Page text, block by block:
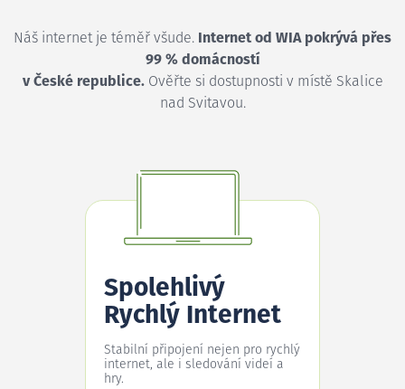
Náš internet je téměř všude. Internet od WIA pokrývá přes
99 % domácností
v České republice.Ověřte si dostupnosti v místě Skalice
nad Svitavou.
Spolehlivý
Rychlý Internet
Stabilní připojení nejen pro rychlý
internet, ale i sledování videí a
hry.